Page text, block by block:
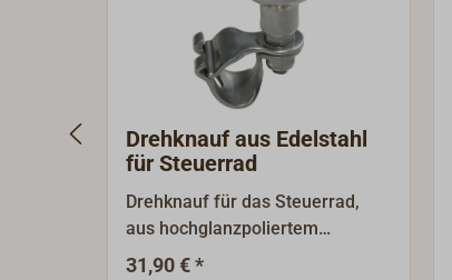
Drehknauf aus Edelstahl
für Steuerrad
Drehknauf für das Steuerrad,
aus hochglanzpoliertem
Edelstahl. Die mitgelieferte
31,90 € *